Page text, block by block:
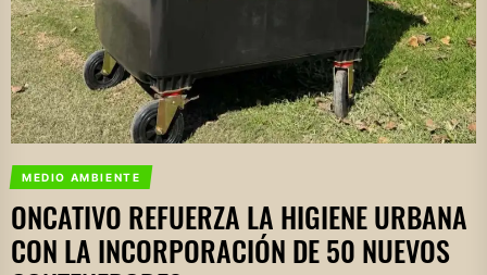
MEDIO AMBIENTE
ONCATIVO REFUERZA LA HIGIENE URBANA
CON LA INCORPORACIÓN DE 50 NUEVOS